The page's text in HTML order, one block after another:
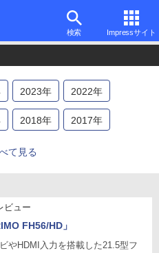
検索 Impressサイト
2023年 2022年
2018年 2017年
2013
2003
て見る
ビュー
FH56/HD」
やHDMI入力を搭載した21.5型フ